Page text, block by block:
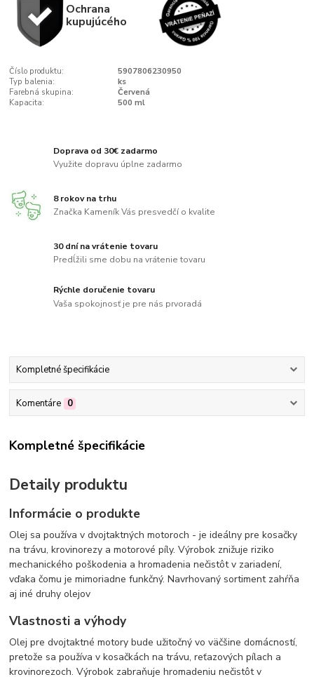
Ochrana
kupujúcého
Číslo produktu:
5907806230950
Typ balenia:
ks
Farebná skupina:
Červená
Kapacita:
500 ml
Doprava od 30€ zadarmo
Využite dopravu úplne zadarmo
8 rokov na trhu
Značka Kameník Vás presvedčí o kvalite
30 dní na vrátenie tovaru
Predĺžili sme dobu na vrátenie tovaru
Rýchle doručenie tovaru
Vaša spokojnosť je pre nás prvoradá
Kompletné špecifikácie
Komentáre 0
Kompletné špecifikácie
Detaily produktu
Informácie o produkte
Olej sa používa v dvojtaktných motoroch - je ideálny pre kosačky
na trávu, krovinorezy a motorové píly. Výrobok znižuje riziko
mechanického poškodenia a hromadenia nečistôt v zariadení,
vďaka čomu je mimoriadne funkčný. Navrhovaný sortiment zahŕňa
aj iné druhy olejov
Vlastnosti a výhody
Olej pre dvojtaktné motory bude užitočný vo väčšine domácností,
pretože sa používa v kosačkách na trávu, reťazových pílach a
krovinorezoch. Výrobok zabraňuje hromadeniu nečistôt v